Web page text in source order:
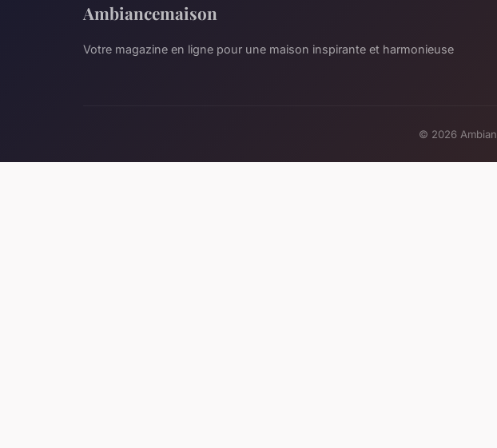
Ambiancemaison
Votre magazine en ligne pour une maison inspirante et harmonieuse
© 2026